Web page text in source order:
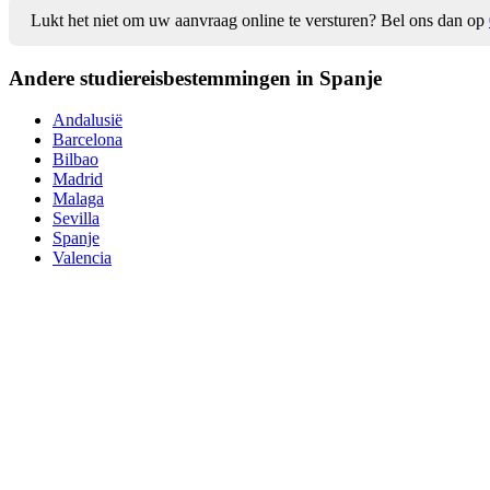
Lukt het niet om uw aanvraag online te versturen? Bel ons dan op
Andere studiereisbestemmingen in Spanje
Andalusië
Barcelona
Bilbao
Madrid
Malaga
Sevilla
Spanje
Valencia